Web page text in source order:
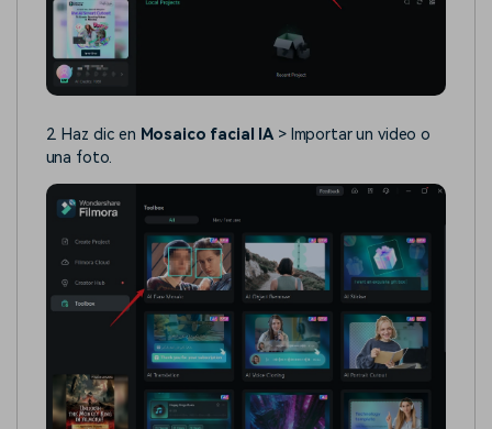
2. Haz clic en Mosaico facial IA > Importar un video o
una foto.